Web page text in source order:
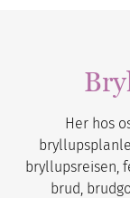
Her hos
bryllupsreisen,
brud,